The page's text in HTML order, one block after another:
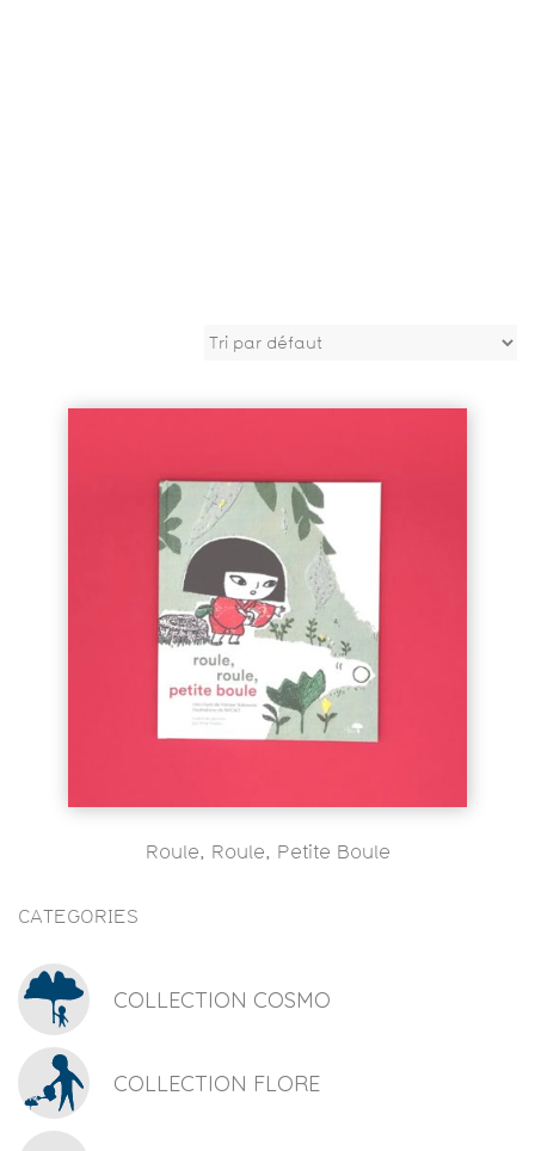
Roule, Roule, Petite Boule
CATEGORIES
COLLECTION COSMO
COLLECTION FLORE